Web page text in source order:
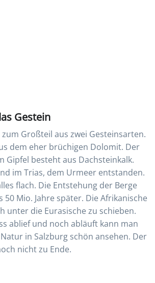
Gestein
Großteil aus zwei Gesteinsarten.
dem eher brüchigen Dolomit. Der
Gipfel besteht aus Dachsteinkalk.
im Trias, dem Urmeer entstanden.
flach. Die Entstehung der Berge
50 Mio. Jahre später. Die Afrikanische
unter die Eurasische zu schieben.
ablief und noch abläuft kann man
in Salzburg schön ansehen. Der
nicht zu Ende.